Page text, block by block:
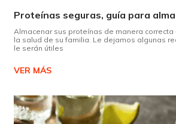
Almacenar sus proteínas de manera
la salud de su familia. Le dejamos algunas
le serán útiles
VER MÁS